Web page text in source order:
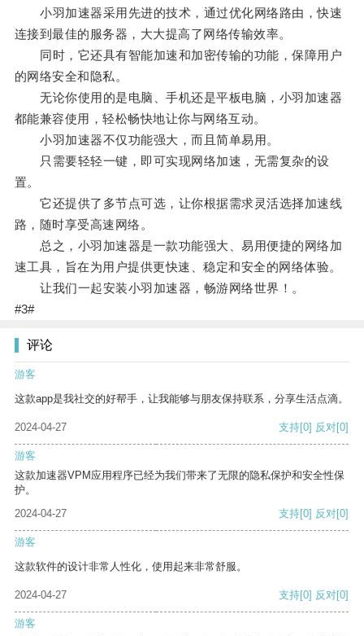
小羽加速器采用先进的技术，通过优化网络路由，快速
连接到最佳的服务器，大大提高了网络传输效率。
同时，它还具有智能加速和加密传输的功能，保障用户
的网络安全和隐私。
无论你使用的是电脑、手机还是平板电脑，小羽加速器
都能兼容使用，轻松畅快地让你与网络互动。
小羽加速器不仅功能强大，而且简单易用。
只需要轻轻一键，即可实现网络加速，无需复杂的设
置。
它还提供了多节点可选，让你根据需求灵活选择加速线
路，随时享受高速网络。
总之，小羽加速器是一款功能强大、易用便捷的网络加
速工具，旨在为用户提供更快速、稳定和安全的网络体验。
让我们一起安装小羽加速器，畅游网络世界！。
#3#
评论
游客
这款app是我社交的好帮手，让我能够与朋友保持联系，分享生活点滴。
2024-04-27 支持[0] 反对[0]
游客
这款加速器VPM应用程序已经为我们带来了无限的隐私保护和安全性保
护。
2024-04-27
支持[0] 反对[0]
游客
这款软件的设计非常人性化，使用起来非常舒服。
2024-04-27 支持[0] 反对[0]
游客